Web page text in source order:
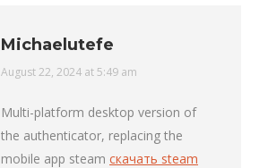
Michaelutefe
says:
August 22, 2024 at 5:49 am
Multi-platform desktop version of
the authenticator, replacing the
mobile app steam скачать steam